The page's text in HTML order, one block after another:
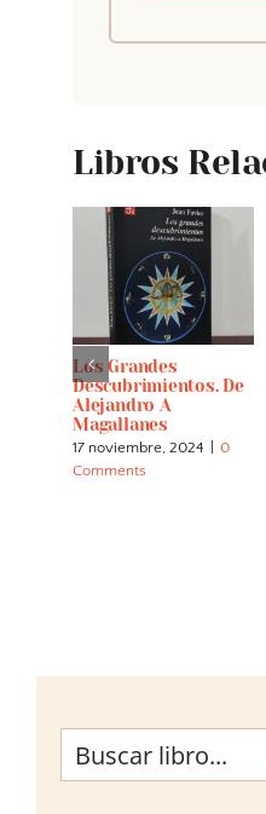
Libros
Los Grandes
Descubrimientos. De
Alejandro A
Magallanes
17 noviembre, 2024
0
Comments